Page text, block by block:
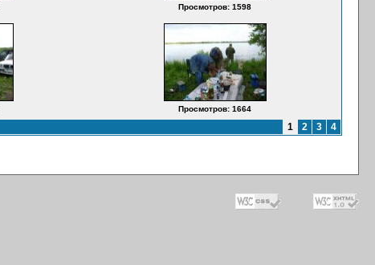
Просмотров: 1598
Просмотров: 1664
1 2 3 4